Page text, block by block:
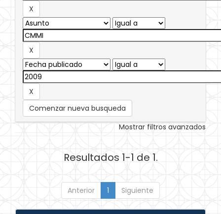
Comenzar nueva busqueda
Mostrar filtros avanzados
Resultados 1-1 de 1.
Anterior 1 Siguiente